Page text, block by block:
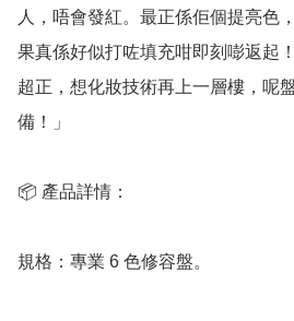
人，唔會發紅。最正係佢個提亮色
果真係好似打咗填充咁即刻嘭返起
超正，想化妝技術再上一層樓，呢
備！」
📦 產品詳情：
規格：專業 6 色修容盤。